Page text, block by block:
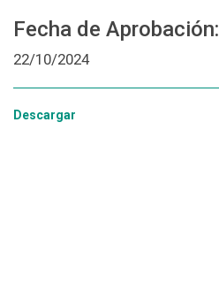
Fecha de Aprobación:
22/10/2024
Descargar